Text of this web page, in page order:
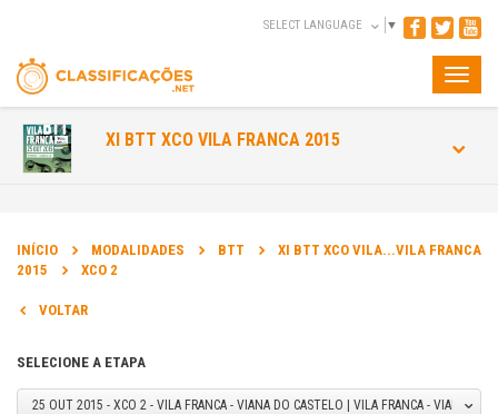
Toggle
SELECT LANGUAGE ▼
XI BTT XCO VILA FRANCA 2015
INÍCIO MODALIDADES BTT
XI BTT XCO VILA...VILA FRANCA
2015
XCO 2
VOLTAR
SELECIONE A ETAPA
25 OUT 2015 - XCO 2 - VILA FRANCA - VIANA DO CASTELO | VILA FRANCA - VIANA DO